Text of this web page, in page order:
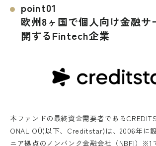
point01
欧州8ヶ国で個人向け金融サ
開するFintech企業
本ファンドの最終資金需要者である
ONAL OÜ(以下、Creditstar)は、2006年に
ニア拠点のノンバンク金融会社（NBFI）※1